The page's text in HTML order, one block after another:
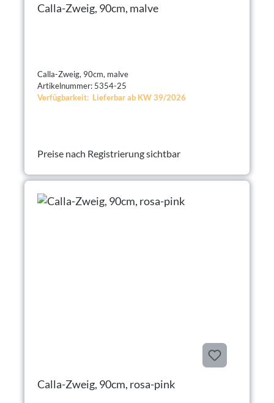
Calla-Zweig, 90cm, malve
Calla-Zweig, 90cm, malve
Artikelnummer: 5354-25
Verfügbarkeit: Lieferbar ab KW 39/2026
Preise nach Registrierung sichtbar
Calla-Zweig, 90cm, rosa-pink